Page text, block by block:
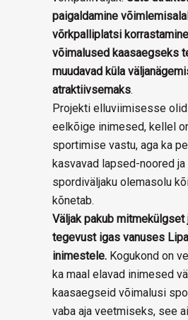
paigaldamine
võrkpalliplatsi
võimalused kaasaegseks
muudavad küla
atraktiivsemaks.
Projekti elluviimisesse
eelkõige inimesed, kellel
sportimise vastu, aga ka
kasvavad lapsed-noored ja
spordiväljaku olemasolu
kõnetab.
Väljak pakub mitmekülgset
tegevust igas vanuses
inimestele. Kogukond on
ka maal elavad inimesed
kaasaegseid võimalusi
vaba aja veetmiseks, see